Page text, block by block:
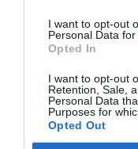
I want to opt-out
Personal Data for
Opted In
I want to opt-out
Retention, Sale,
Personal Data
Purposes for
Opted Out